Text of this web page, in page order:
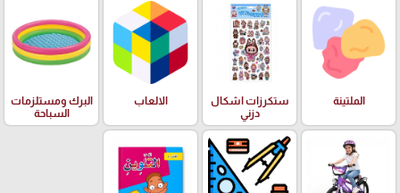
الملتينة
ستكرزات اشكال
دزني
الالعاب
البرك ومستلزمات
السباحة